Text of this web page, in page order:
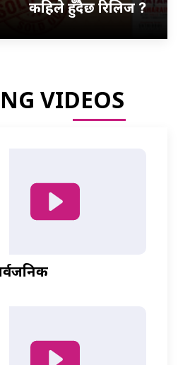
कहिले हुँदैछ रिलिज ?
VIDEOS